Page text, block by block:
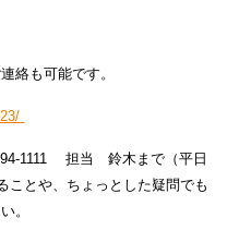
絡も可能です。
1111 担当 鈴木まで（平日
ことや、ちょっとした疑問でも
。